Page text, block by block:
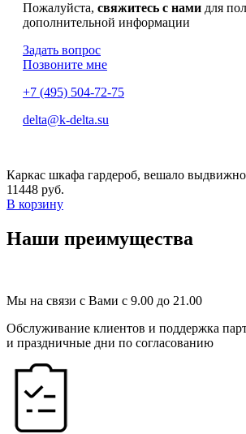
Пожалуйста, свяжитесь с нами для
дополнительной информации
Задать вопрос
Позвоните мне
+7 (495) 504-72-75
delta@k-delta.su
Каркас шкафа гардероб, вешало
11448 руб.
В корзину
Наши преимущества
Мы на связи с Вами с 9.00 до 21.00
Обслуживание клиентов и поддержка
и праздничные дни по согласованию